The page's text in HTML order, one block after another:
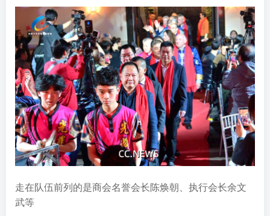
走在队伍前列的是商会名誉会长陈焕朝、执行会长余文
武等